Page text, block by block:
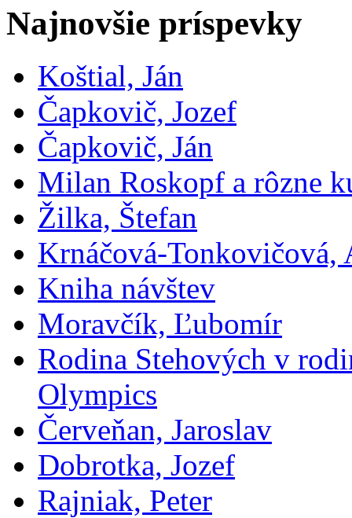
Najnovšie príspevky
Koštial, Ján
Čapkovič, Jozef
Čapkovič, Ján
Milan Roskopf a rôzne
Žilka, Štefan
Krnáčová-Tonkovičová,
Kniha návštev
Moravčík, Ľubomír
Rodina Stehových v
Olympics
Červeňan, Jaroslav
Dobrotka, Jozef
Rajniak, Peter